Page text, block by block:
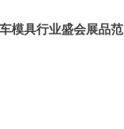
模具行业盛会展品